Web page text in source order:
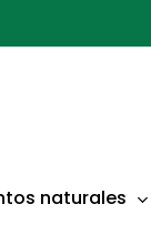
para cerrar
naturales